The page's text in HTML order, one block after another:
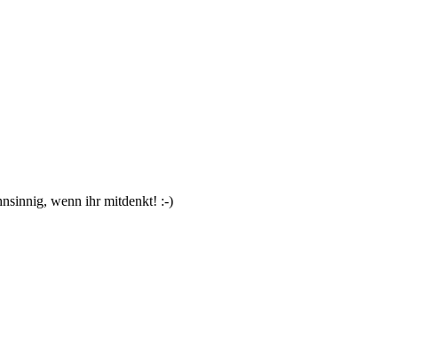
wenn ihr mitdenkt! :-)